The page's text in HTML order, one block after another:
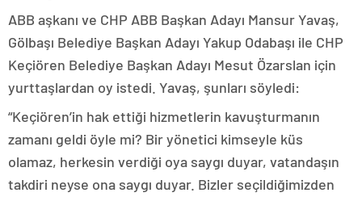
ABB aşkanı ve CHP ABB Başkan Adayı Mansur Yavaş,
Gölbaşı Belediye Başkan Adayı Yakup Odabaşı ile CHP
Keçiören Belediye Başkan Adayı Mesut Özarslan için
yurttaşlardan oy istedi. Yavaş, şunları söyledi:
“Keçiören’in hak ettiği hizmetlerin kavuşturmanın
zamanı geldi öyle mi? Bir yönetici kimseyle küs
olamaz, herkesin verdiği oya saygı duyar, vatandaşın
takdiri neyse ona saygı duyar. Bizler seçildiğimizden